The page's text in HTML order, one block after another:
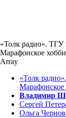
«Толк радио». ТГУ
Марафонское
Array
«Толк
Марафонское
Владимир
Сергей
Ольга